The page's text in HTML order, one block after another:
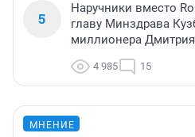
5
Наручники вместо
главу Минздрава
миллионера
4 985 15
МНЕНИЕ